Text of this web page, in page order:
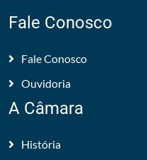
Fale Conosco
Fale Conosco
Ouvidoria
A Câmara
História